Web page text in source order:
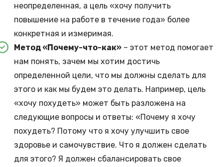
неопределенная, а цель «хочу получить
повышение на работе в течение года» более
конкретная и измеримая.
Метод «Почему-что-как» – этот метод помогает
нам понять, зачем мы хотим достичь
определенной цели, что мы должны сделать для
этого и как мы будем это делать. Например, цель
«хочу похудеть» может быть разложена на
следующие вопросы и ответы: «Почему я хочу
похудеть? Потому что я хочу улучшить свое
здоровье и самочувствие. Что я должен сделать
для этого? Я должен сбалансировать свое